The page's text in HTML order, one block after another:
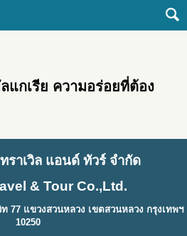
แกเรีย ความอร่อยที่ต้อง
ราเวิล แอนด์ ทัวร์ จำกัด
& Tour Co.,Ltd.
77 แขวงสวนหลวง เขตสวนหลวง กรุงเทพฯ
10250